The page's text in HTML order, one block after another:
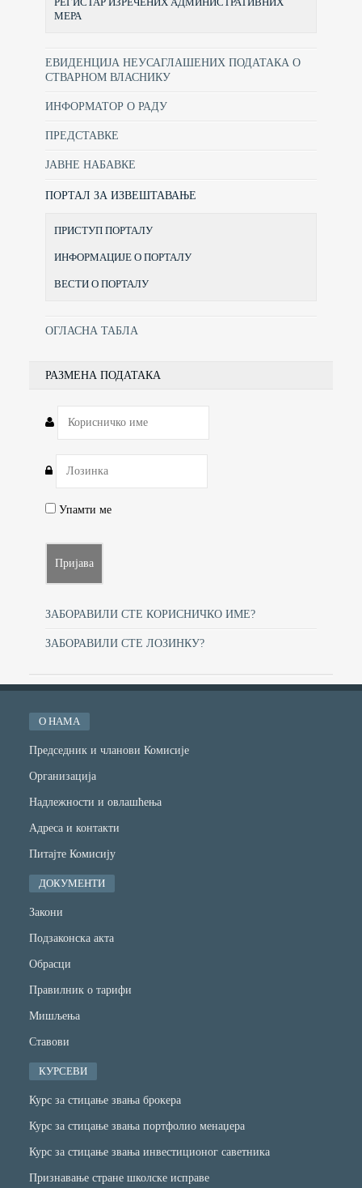
МЕРА
ЕВИДЕНЦИЈА НЕУСАГЛАШЕНИХ ПОДАТАКА О
СТВАРНОМ ВЛАСНИКУ
ИНФОРМАТОР О РАДУ
ПРЕДСТАВКЕ
ЈАВНЕ НАБАВКЕ
ПОРТАЛ ЗА ИЗВЕШТАВАЊЕ
ПРИСТУП ПОРТАЛУ
ИНФОРМАЦИЈЕ О ПОРТАЛУ
ВЕСТИ О ПОРТАЛУ
ОГЛАСНА ТАБЛА
РАЗМЕНА ПОДАТАКА
Упамти ме
ЗАБОРАВИЛИ СТЕ КОРИСНИЧКО ИМЕ?
ЗАБОРАВИЛИ СТЕ ЛОЗИНКУ?
О НАМА
Председник и чланови Комисије
Организација
Надлежности и овлашћења
Адреса и контакти
Питајте Комисију
ДОКУМЕНТИ
Закони
Подзаконска акта
Обрасци
Правилник о тарифи
Мишљења
Ставови
КУРСЕВИ
Курс за стицање звања брокера
Курс за стицање звања портфолио менаџера
Курс за стицање звања инвестиционог саветника
Признавање стране школске исправе